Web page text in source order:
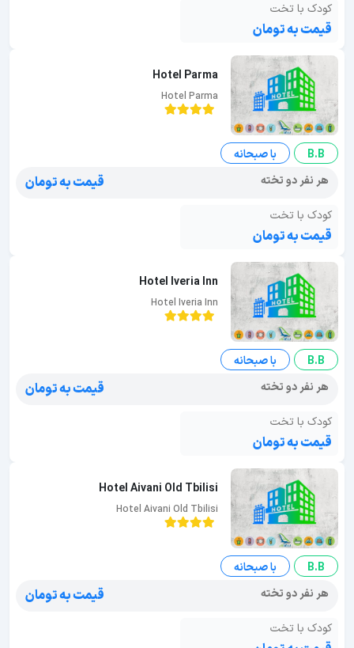
کودک با تخت
قیمت به تومان
Hotel Parma
Hotel Parma
B.B
با صبحانه
هر نفر دو تخته
قیمت به تومان
کودک با تخت
قیمت به تومان
Hotel Iveria Inn
Hotel Iveria Inn
B.B
با صبحانه
هر نفر دو تخته
قیمت به تومان
کودک با تخت
قیمت به تومان
Hotel Aivani Old Tbilisi
Hotel Aivani Old Tbilisi
B.B
با صبحانه
هر نفر دو تخته
قیمت به تومان
کودک با تخت